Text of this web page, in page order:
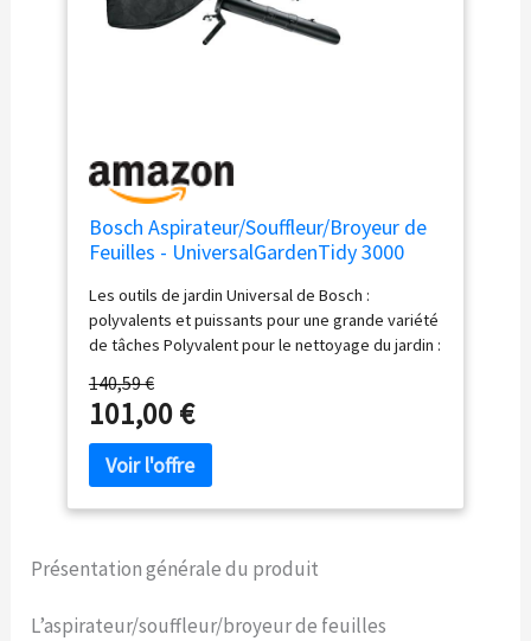
Bosch Aspirateur/Souffleur/Broyeur de
Feuilles - UniversalGardenTidy 3000
Les outils de jardin Universal de Bosch :
polyvalents et puissants pour une grande variété
de tâches Polyvalent pour le nettoyage du jardin :
de nettoyage 3 en 1 permettant à la fois
d’aspirer, de souffler et de broyer les feuilles et
déchets végétaux Grand confort acoustique : L’
aspirateur de feuilles affiche avec 99 dB(A) un
niveau sonore réduit de jusqu’à 75 %
Changement de mode en un seul geste :
sans outil, avec mécanisme de desserrage
bandoulière, emballage carton
140,59 €
101,00 €
Présentation générale du produit
L’aspirateur/souffleur/broyeur de feuilles